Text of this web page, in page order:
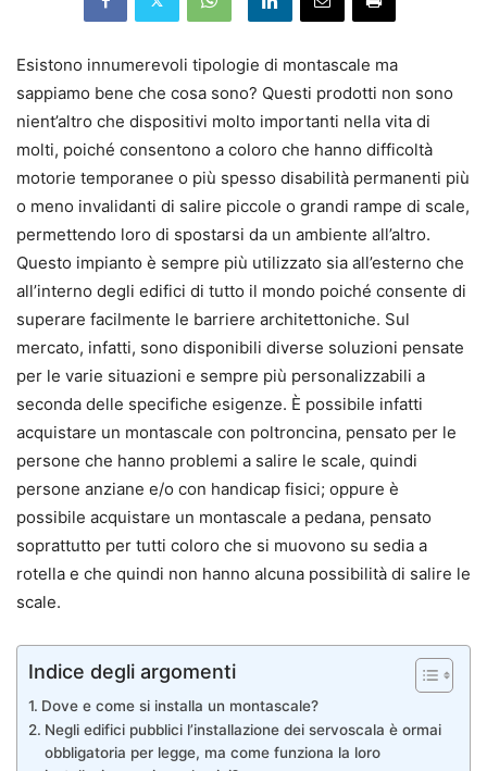
Esistono innumerevoli tipologie di montascale ma
sappiamo bene che cosa sono? Questi prodotti non sono
nient’altro che dispositivi molto importanti nella vita di
molti, poiché consentono a coloro che hanno difficoltà
motorie temporanee o più spesso disabilità permanenti più
o meno invalidanti di salire piccole o grandi rampe di scale,
permettendo loro di spostarsi da un ambiente all’altro.
Questo impianto è sempre più utilizzato sia all’esterno che
all’interno degli edifici di tutto il mondo poiché consente di
superare facilmente le barriere architettoniche. Sul
mercato, infatti, sono disponibili diverse soluzioni pensate
per le varie situazioni e sempre più personalizzabili a
seconda delle specifiche esigenze. È possibile infatti
acquistare un montascale con poltroncina, pensato per le
persone che hanno problemi a salire le scale, quindi
persone anziane e/o con handicap fisici; oppure è
possibile acquistare un montascale a pedana, pensato
soprattutto per tutti coloro che si muovono su sedia a
rotella e che quindi non hanno alcuna possibilità di salire le
scale.
Indice degli argomenti
Dove e come si installa un montascale?
Negli edifici pubblici l’installazione dei servoscala è ormai
obbligatoria per legge, ma come funziona la loro